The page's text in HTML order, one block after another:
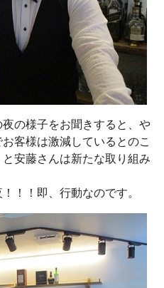
の様子をお聞きすると、や
客様は激減しているとのこ
安藤さんは新たな取り組み
！！即、行動なのです。